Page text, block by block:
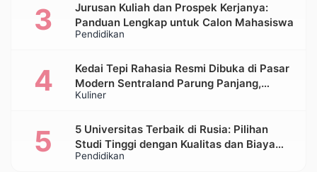
Pendidikan
Jurusan Kuliah dan Prospek Kerjanya:
Panduan Lengkap untuk Calon Mahasiswa
Kuliner
Kedai Tepi Rahasia Resmi Dibuka di Pasar
Modern Sentraland Parung Panjang,
Hadirkan Sambal Rempah Formula Tepi
Pendidikan
5 Universitas Terbaik di Rusia: Pilihan
Studi Tinggi dengan Kualitas dan Biaya
Terjangkau